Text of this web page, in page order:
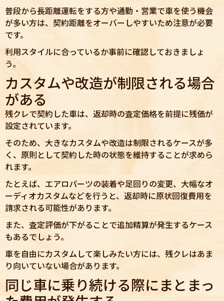
普段から長距離運転をする方や通勤・営業で車を使う機会
が多い方は、契約距離をオーバーしやすいため注意が必要
です。
利用スタイルに合っているか事前に確認しておきましょ
う。
カスタムや改造が制限される場合
がある
残クレで契約した車は、返却時の査定価格を前提に残価が
設定されています。
そのため、大きなカスタムや改造は制限されるケースが多
く、原則として契約した時の状態を維持することが求めら
れます。
たとえば、エアロパーツの装着や足回りの変更、大幅なオ
ーディオカスタムなどを行うと、返却時に原状回復費用を
請求される可能性があります。
また、査定評価が下がることで追加精算が発生するケース
もあるでしょう。
車を自由にカスタムして楽しみたい方には、残クレはあま
り向いていない場合があります。
同じ車に乗り続ける際にまとまっ